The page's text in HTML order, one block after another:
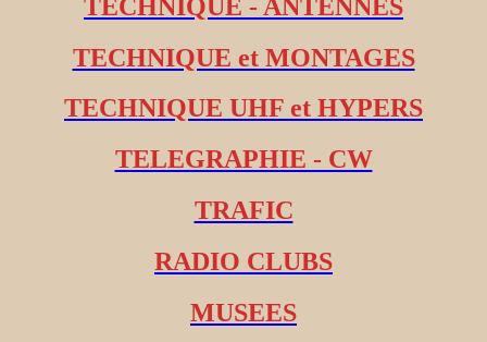
TECHNIQUE - ANTENNES
TECHNIQUE et MONTAGES
TECHNIQUE UHF et HYPERS
TELEGRAPHIE - CW
TRAFIC
RADIO CLUBS
MUSEES